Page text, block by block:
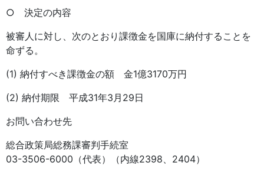
○ 決定の内容
被審人に対し、次のとおり課徴金を国庫に納付することを
命ずる。
(1) 納付すべき課徴金の額 金1億3170万円
(2) 納付期限 平成31年3月29日
お問い合わせ先
総合政策局総務課審判手続室
03-3506-6000（代表）（内線2398、2404）